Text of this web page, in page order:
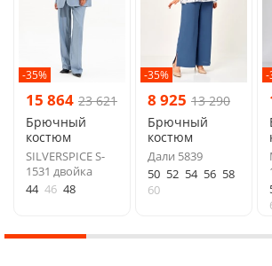
-35%
15 864 23 621
Брючный
костюм
SILVERSPICE S-
1531 двойка
44 46 48
-35%
8 925 13 290
Брючный
костюм
Дали 5839
50 52 54 56 58
60
-